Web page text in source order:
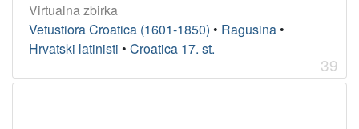
Virtualna zbirka
Vetustiora Croatica (1601-1850) • Ragusina •
Hrvatski latinisti • Croatica 17. st.
39